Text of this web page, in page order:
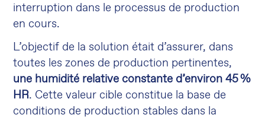
interruption dans le processus de production
en cours.
L’objectif de la solution était d’assurer, dans
toutes les zones de production pertinentes,
une humidité relative constante d’environ 45 %
HR. Cette valeur cible constitue la base de
conditions de production stables dans la